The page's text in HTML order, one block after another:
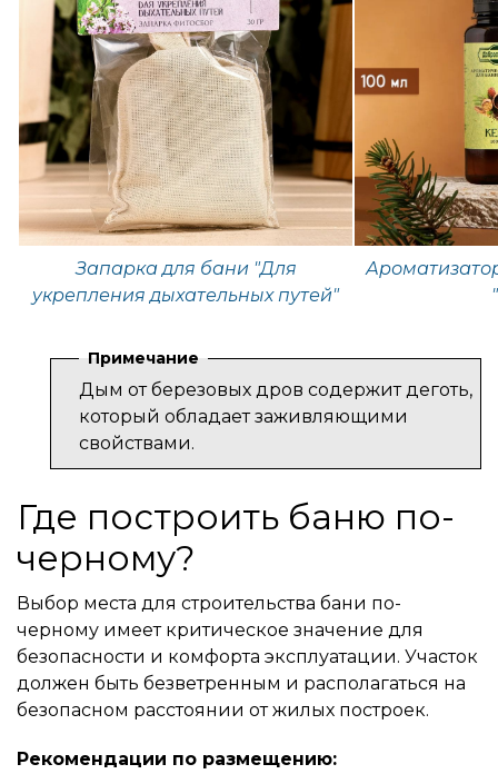
Запарка для бани "Для
укрепления дыхательных путей"
Примечание
Дым от березовых дров содержит деготь,
который обладает заживляющими
свойствами.
Где построить баню по-
черному?
Выбор места для строительства бани по-
черному имеет критическое значение для
безопасности и комфорта эксплуатации. Участок
должен быть безветренным и располагаться на
безопасном расстоянии от жилых построек.
Рекомендации по размещению: